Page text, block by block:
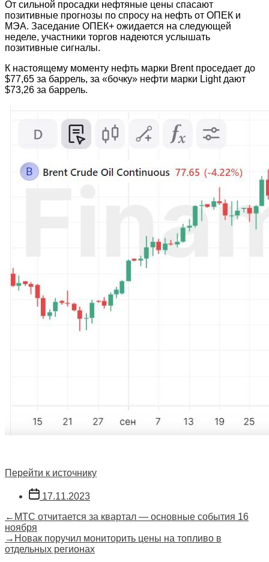
От сильной просадки нефтяные цены спасают
позитивные прогнозы по спросу на нефть от ОПЕК и
МЭА. Заседание ОПЕК+ ожидается на следующей
неделе, участники торгов надеются услышать
позитивные сигналы.
К настоящему моменту нефть марки Brent проседает до
$77,65 за баррель, за «бочку» нефти марки Light дают
$73,26 за баррель.
Перейти к источнику
Дата
записи
17.11.2023
Навигация
по
записям
← Предыдущая
запись:
МТС отчитается за квартал — основные события 16
ноября
→ Следующая
запись:
Новак поручил мониторить цены на топливо в
отдельных регионах